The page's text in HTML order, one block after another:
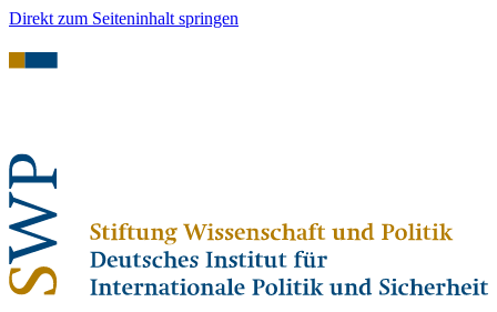
Direkt zum Seiteninhalt springen